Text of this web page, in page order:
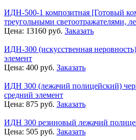
ИДН-500-1 композитная [Готовый
треугольными светоотражателями,
Цена: 13160 руб. Заказать
ИДН-300 (искусственная
элемент
Цена: 400 руб. Заказать
ИДН 300 (лежачий полицейский)
средний элемент
Цена: 875 руб. Заказать
ИДН 300 резиновый лежачий
Цена: 505 руб. Заказать